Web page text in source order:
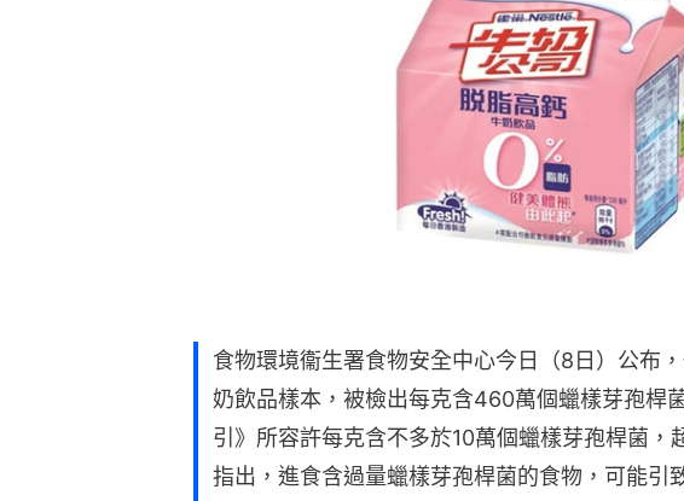
食物環境衞生署食物安全中心今日（8日）公布
奶飲品樣本，被檢出每克含460萬個蠟樣芽孢桿
引》所容許每克含不多於10萬個蠟樣芽孢桿菌，
指出，進食含過量蠟樣芽孢桿菌的食物，可能引